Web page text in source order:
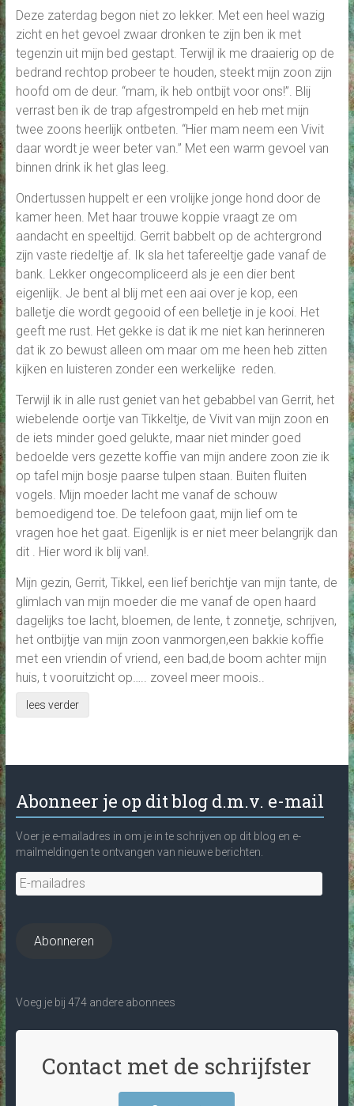
Deze zaterdag begon niet zo lekker. Met een heel wazig
zicht en het gevoel zwaar dronken te zijn ben ik met
tegenzin uit mijn bed gestapt. Terwijl ik me draaierig op de
bedrand rechtop probeer te houden, steekt mijn zoon zijn
hoofd om de deur. “mam, ik heb ontbijt voor ons!”. Blij
verrast ben ik de trap afgestrompeld en heb met mijn
twee zoons heerlijk ontbeten. “Hier mam neem een Vivit
daar wordt je weer beter van.” Met een warm gevoel van
binnen drink ik het glas leeg.
Ondertussen huppelt er een vrolijke jonge hond door de
kamer heen. Met haar trouwe koppie vraagt ze om
aandacht en speeltijd. Gerrit babbelt op de achtergrond
zijn vaste riedeltje af. Ik sla het tafereeltje gade vanaf de
bank. Lekker ongecompliceerd als je een dier bent
eigenlijk. Je bent al blij met een aai over je kop, een
balletje die wordt gegooid of een belletje in je kooi. Het
geeft me rust. Het gekke is dat ik me niet kan herinneren
dat ik zo bewust alleen om maar om me heen heb zitten
kijken en luisteren zonder een werkelijke reden.
Terwijl ik in alle rust geniet van het gebabbel van Gerrit, het
wiebelende oortje van Tikkeltje, de Vivit van mijn zoon en
de iets minder goed gelukte, maar niet minder goed
bedoelde vers gezette koffie van mijn andere zoon zie ik
op tafel mijn bosje paarse tulpen staan. Buiten fluiten
vogels. Mijn moeder lacht me vanaf de schouw
bemoedigend toe. De telefoon gaat, mijn lief om te
vragen hoe het gaat. Eigenlijk is er niet meer belangrijk dan
dit . Hier word ik blij van!.
Mijn gezin, Gerrit, Tikkel, een lief berichtje van mijn tante, de
glimlach van mijn moeder die me vanaf de open haard
dagelijks toe lacht, bloemen, de lente, t zonnetje, schrijven,
het ontbijtje van mijn zoon vanmorgen,een bakkie koffie
met een vriendin of vriend, een bad,de boom achter mijn
huis, t vooruitzicht op….. zoveel meer moois..
lees verder
Abonneer je op dit blog d.m.v. e-mail
Voer je e-mailadres in om je in te schrijven op dit blog en e-
mailmeldingen te ontvangen van nieuwe berichten.
E-
mailadres
Abonneren
Voeg je bij 474 andere abonnees
Contact met de schrijfster